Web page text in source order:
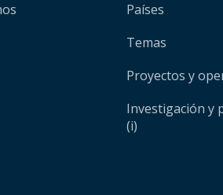
Países
Temas
Proyectos y
Investigación y
(i)